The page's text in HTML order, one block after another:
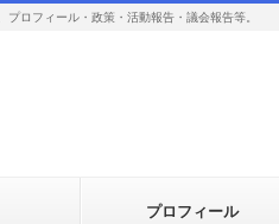
プロフィール・政策・活動報告・議会報告等。
プロフィール